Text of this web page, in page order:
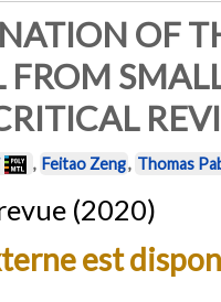
OF
FROM
, Feitao Zeng, Thomas
(2020)
est